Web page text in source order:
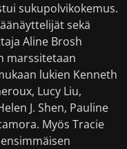
sukupolvikokemus.
sekä
Aline Brosh
marssitetaan
lukien Kenneth
Lucy Liu,
J. Shen, Pauline
Myös Tracie